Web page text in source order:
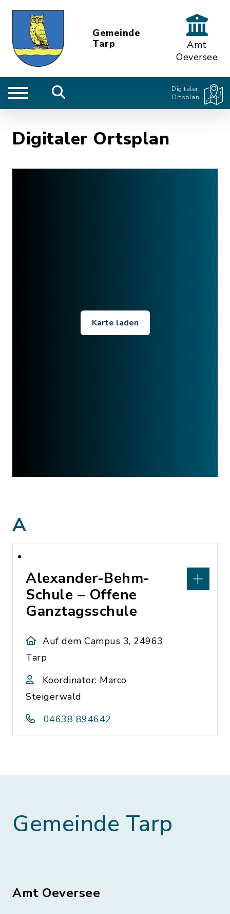
Gemeinde
Tarp
Amt
Oeversee
Digitaler
Ortsplan
Digitaler Ortsplan
Karte laden
A
Alexander-Behm-
Schule – Offene
Ganztagsschule
Auf dem Campus 3, 24963
Tarp
Koordinator: Marco
Steigerwald
04638 894642
Gemeinde Tarp
Amt Oeversee